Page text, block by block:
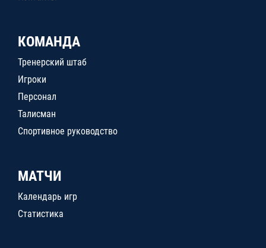
КОМАНДА
Тренерский штаб
Игроки
Персонал
Талисман
Спортивное руководство
МАТЧИ
Календарь игр
Статистика